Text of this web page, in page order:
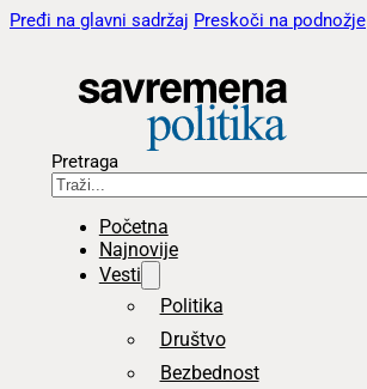
Pređi na glavni sadržaj Preskoči na podnožje
Pretraga
Početna
Najnovije
Vesti
Politika
Društvo
Bezbednost